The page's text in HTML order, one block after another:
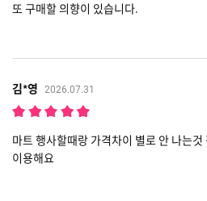
또 구매할 의향이 있습니다.
김*영 2026.07.31
마트 행사할때랑 가격차이 별로 안 나는
이용해요